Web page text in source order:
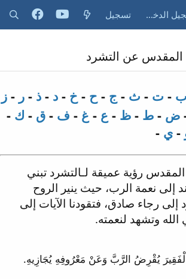
تسجيل الدخول تسجيل
المقدس عن التشرد
ب - ت - ث - ج - ح - خ - د - ذ - ر - ز
ض - ط - ظ - ع - غ - ف - ق - ك -
- ي -
رؤية عميقة لـالتشرد تبني
إلى نعمة الرب، حيث ينير الروح
إلى رجاء صادق، فتقودنا الآيات إلى
وتشهد لنعمته.